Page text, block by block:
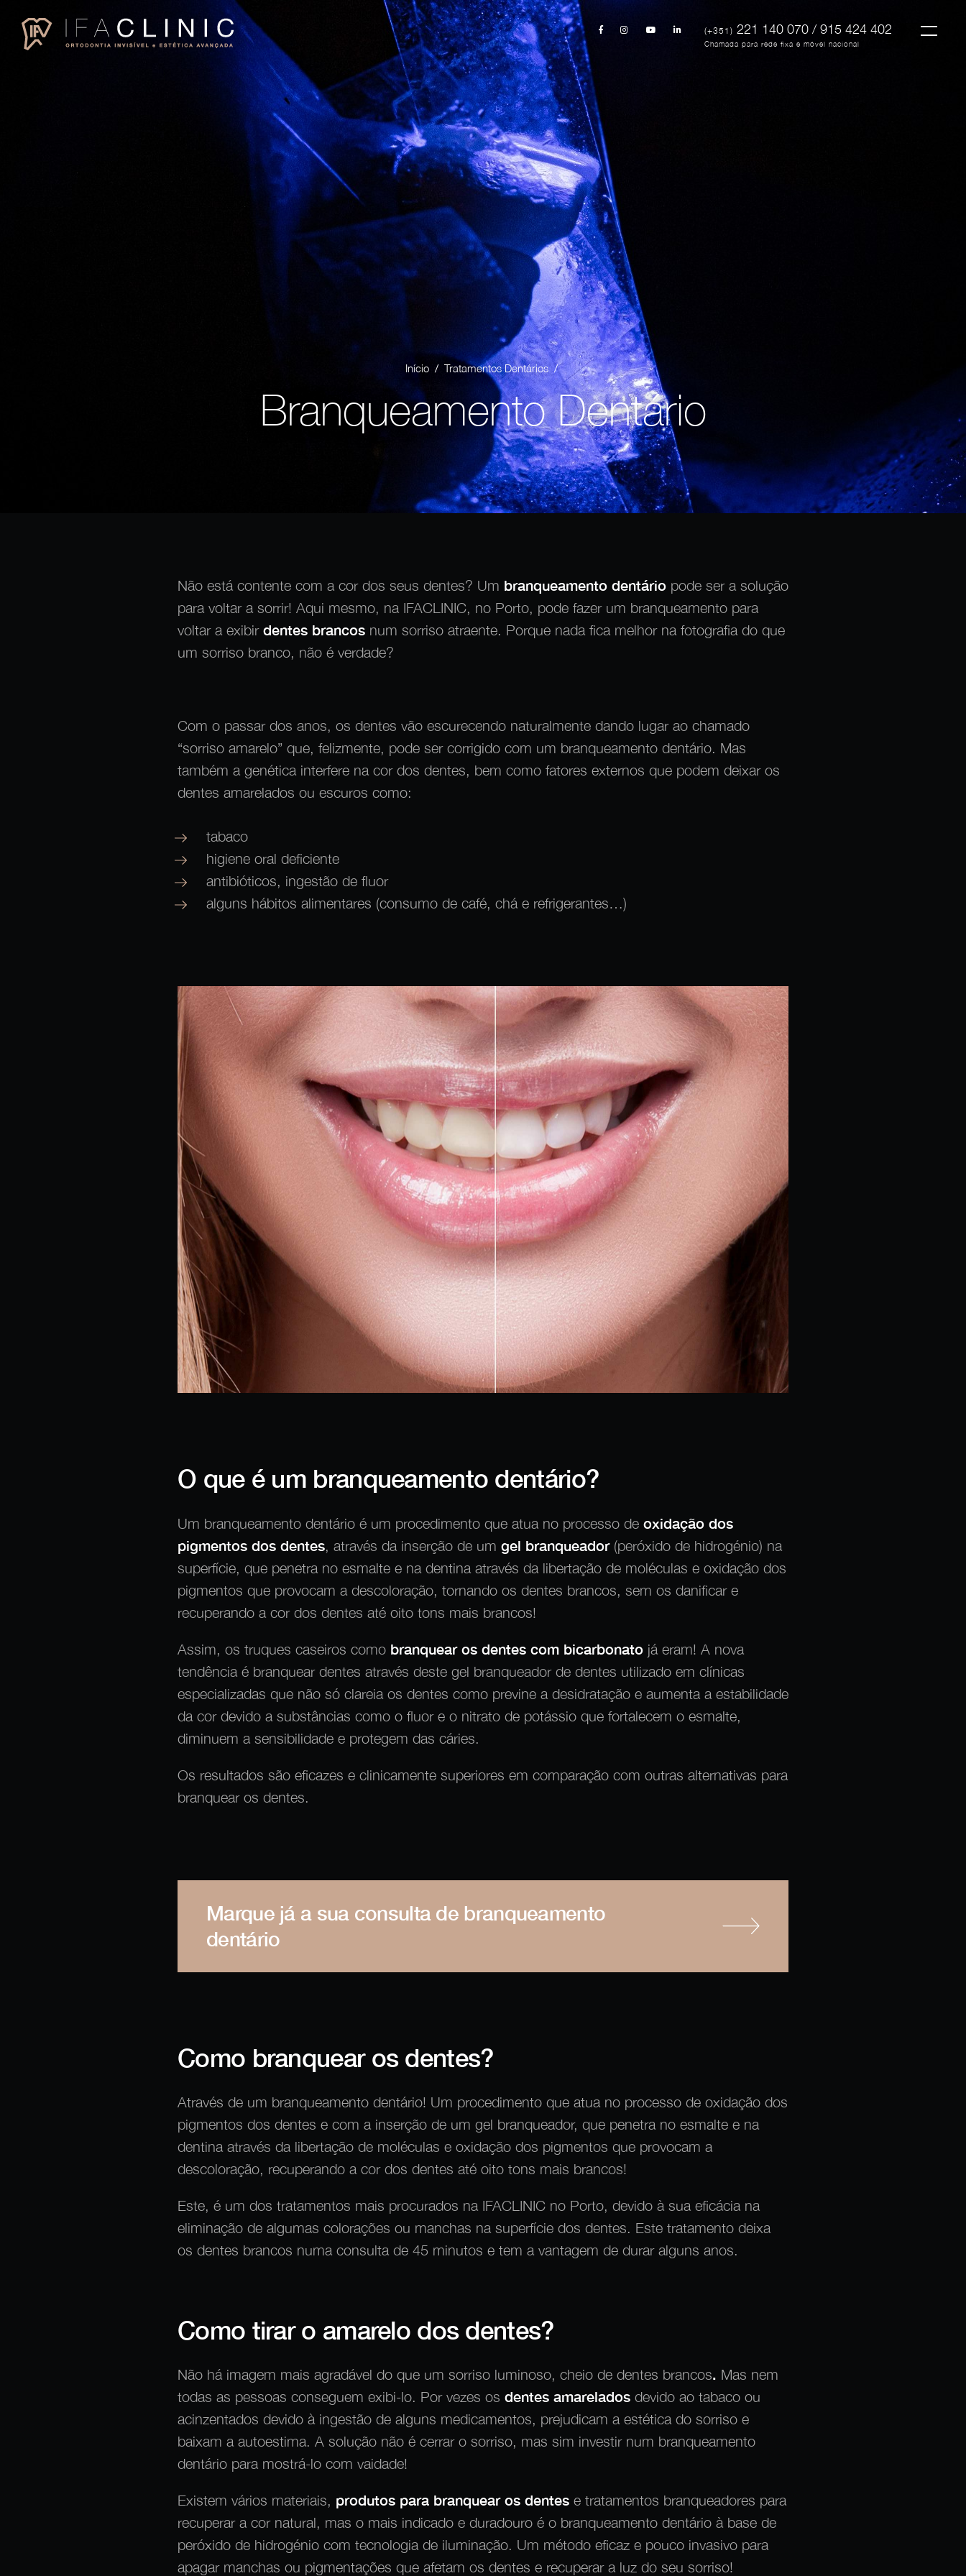
(+351) 221 140 070 / 915 424 402
Chamada para rede fixa e móvel nacional
Início / Tratamentos Dentários/
Branqueamento Dentário
Não está contente com a cor dos seus dentes? Um branqueamento dentário pode ser a solução
para voltar a sorrir! Aqui mesmo, na IFACLINIC, no Porto, pode fazer um branqueamento para
voltar a exibir dentes brancos num sorriso atraente. Porque nada fica melhor na fotografia do que
um sorriso branco, não é verdade?
Com o passar dos anos, os dentes vão escurecendo naturalmente dando lugar ao chamado
“sorriso amarelo” que, felizmente, pode ser corrigido com um branqueamento dentário. Mas
também a genética interfere na cor dos dentes, bem como fatores externos que podem deixar os
dentes amarelados ou escuros como:
tabaco
higiene oral deficiente
antibióticos, ingestão de fluor
alguns hábitos alimentares (consumo de café, chá e refrigerantes…)
O que é um branqueamento dentário?
Um branqueamento dentário é um procedimento que atua no processo de oxidação dos
pigmentos dos dentes, através da inserção de um gel branqueador(peróxido de hidrogénio) na
superfície, que penetra no esmalte e na dentina através da libertação de moléculas e oxidação dos
pigmentos que provocam a descoloração, tornando os dentes brancos, sem os danificar e
recuperando a cor dos dentes até oito tons mais brancos!
Assim, os truques caseiros como branquear os dentes com bicarbonato já eram! A nova
tendência é branquear dentes através deste gel branqueador de dentes utilizado em clínicas
especializadas que não só clareia os dentes como previne a desidratação e aumenta a estabilidade
da cor devido a substâncias como o fluor e o nitrato de potássio que fortalecem o esmalte,
diminuem a sensibilidade e protegem das cáries.
Os resultados são eficazes e clinicamente superiores em comparação com outras alternativas para
branquear os dentes.
Marque já a sua consulta de branqueamento
dentário
Como branquear os dentes?
Através de um branqueamento dentário! Um procedimento que atua no processo de oxidação dos
pigmentos dos dentes e com a inserção de um gel branqueador, que penetra no esmalte e na
dentina através da libertação de moléculas e oxidação dos pigmentos que provocam a
descoloração, recuperando a cor dos dentes até oito tons mais brancos!
Este, é um dos tratamentos mais procurados na IFACLINIC no Porto, devido à sua eficácia na
eliminação de algumas colorações ou manchas na superfície dos dentes. Este tratamento deixa
os dentes brancos numa consulta de 45 minutos e tem a vantagem de durar alguns anos.
Como tirar o amarelo dos dentes?
Não há imagem mais agradável do que um sorriso luminoso, cheio de dentes brancos. Mas nem
todas as pessoas conseguem exibi-lo. Por vezes os dentes amarelados devido ao tabaco ou
acinzentados devido à ingestão de alguns medicamentos, prejudicam a estética do sorriso e
baixam a autoestima. A solução não é cerrar o sorriso, mas sim investir num branqueamento
dentário para mostrá-lo com vaidade!
Existem vários materiais, produtos para branquear os dentes e tratamentos branqueadores para
recuperar a cor natural, mas o mais indicado e duradouro é o branqueamento dentário à base de
peróxido de hidrogénio com tecnologia de iluminação. Um método eficaz e pouco invasivo para
apagar manchas ou pigmentações que afetam os dentes e recuperar a luz do seu sorriso!